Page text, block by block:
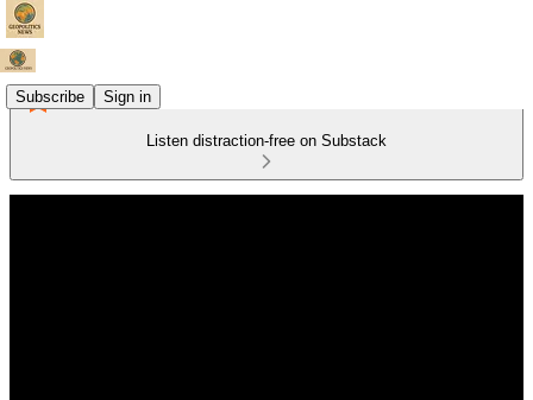
Subscribe Sign in
Listen distraction-free on Substack